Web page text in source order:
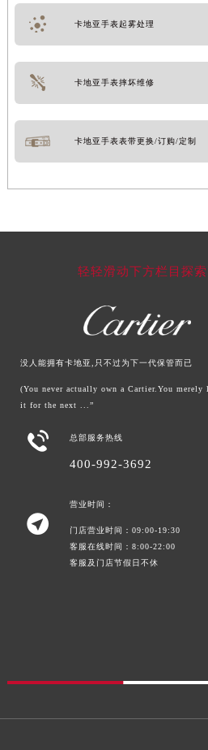
卡地亚手表起雾处理
卡地亚手表摔坏维修
卡地亚手表表带更换/订购/定制
轻轻滑动下方栏目探
没人能拥有卡地亚,只不过为下一代保管而已
(You never actually own a Cartier.You merely
it for the next ...”
 总部服务热线
400-992-3692

营业时间：
门店营业时间：09:00-19:30
客服在线时间：8:00-22:00
客服及门店节假日不休